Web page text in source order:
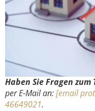
Haben Sie Fragen zum
per E-Mail an:[email
46649021.